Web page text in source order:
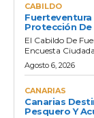
CABILDO
Fuerteventura
Protección De
El Cabildo De
Encuesta
Agosto 6, 2026
CANARIAS
Canarias
Pesquero Y